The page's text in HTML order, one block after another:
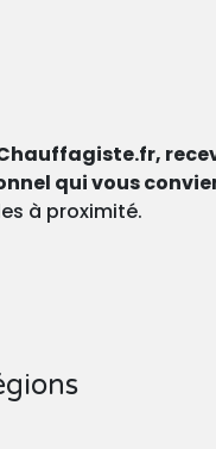
qui vous
à proximité.